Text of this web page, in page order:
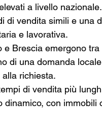
a livello nazionale.
di vendita simili e una
e lavorativa.
e Brescia emergono
di una domanda
richiesta.
di vendita più
dinamico, con